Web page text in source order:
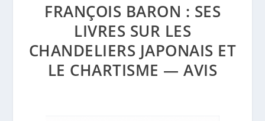
FRANÇOIS BARON : SES
LIVRES SUR LES
CHANDELIERS JAPONAIS ET
LE CHARTISME — AVIS